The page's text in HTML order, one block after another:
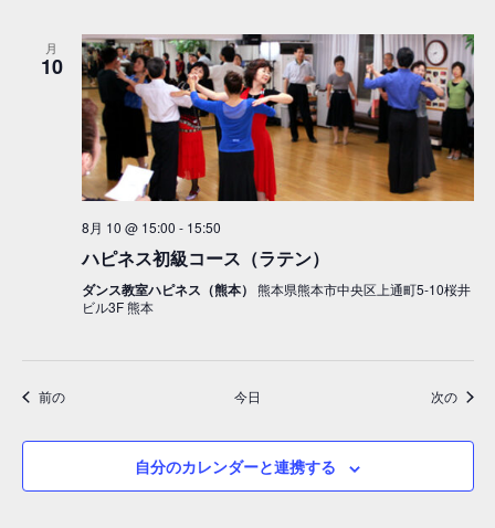
月
10
8月 10 @ 15:00 - 15:50
ハピネス初級コース（ラテン）
ダンス教室ハピネス（熊本） 熊本県熊本市中央区上通町5-10桜井
ビル3F 熊本
前のイベント 今日 次のイベ
自分のカレンダーと連携する